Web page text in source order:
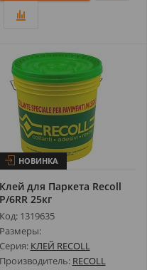
НОВИНКА
Клей для Паркета Recoll
P/6RR 25кг
Код: 1319635
Размеры:
Серия: КЛЕЙ RECOLL
Производитель: RECOLL